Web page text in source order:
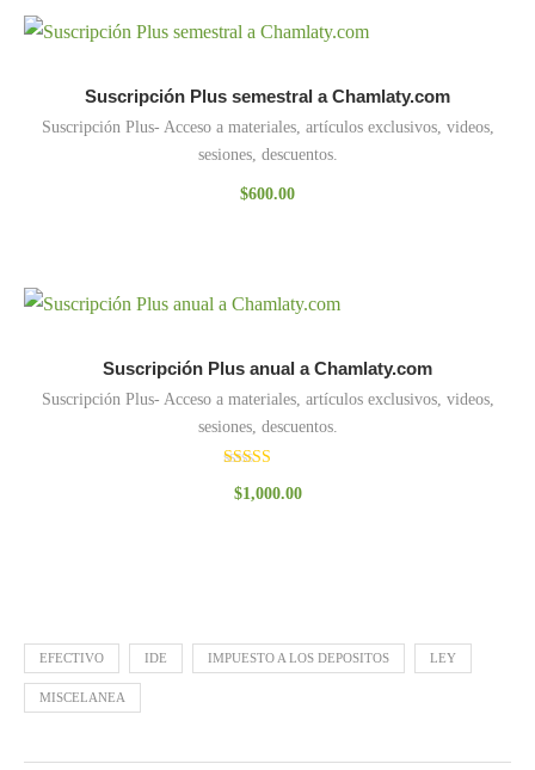
Suscripción Plus semestral a Chamlaty.com
Suscripción Plus- Acceso a materiales, artículos exclusivos, videos,
sesiones, descuentos.
$600.00
Suscripción Plus anual a Chamlaty.com
Suscripción Plus- Acceso a materiales, artículos exclusivos, videos,
sesiones, descuentos.
con
$1,000.00
EFECTIVO IDE IMPUESTO A LOS DEPOSITOS LEY
MISCELANEA